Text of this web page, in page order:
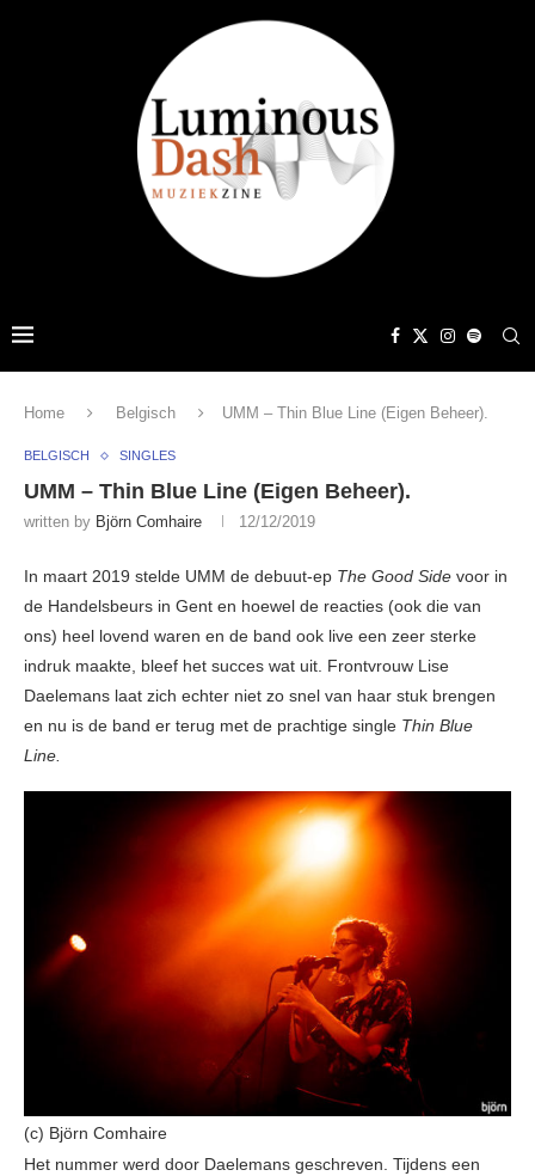
Home Belgisch UMM – Thin Blue Line (Eigen Beheer).
BELGISCH SINGLES
UMM – Thin Blue Line (Eigen Beheer).
written by Björn Comhaire 12/12/2019
In maart 2019 stelde UMM de debuut-ep The Good Side voor in
de Handelsbeurs in Gent en hoewel de reacties (ook die van
ons) heel lovend waren en de band ook live een zeer sterke
indruk maakte, bleef het succes wat uit. Frontvrouw Lise
Daelemans laat zich echter niet zo snel van haar stuk brengen
en nu is de band er terug met de prachtige single Thin Blue
Line.
(c) Björn Comhaire
Het nummer werd door Daelemans geschreven. Tijdens een